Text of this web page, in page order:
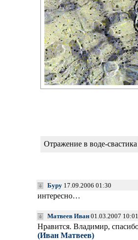
Отражение в воде-
Буру 17.09.2006 01:30
интересно…
Матвеев Иван 01.03.2007 10:01
Нравится. Владимир,
(Иван Матвеев)